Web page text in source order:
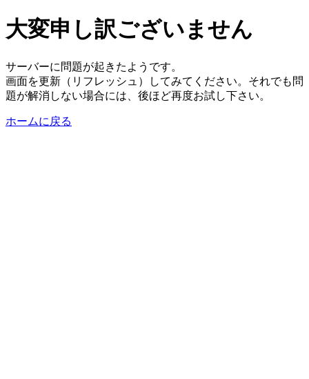
大変申し訳ございません
サーバーに問題が起きたようです。
画面を更新（リフレッシュ）してみてください。それでも問
題が解消しない場合には、後ほど再度お試し下さい。
ホームに戻る